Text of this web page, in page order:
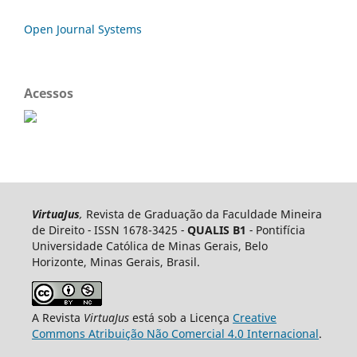
Open Journal Systems
Acessos
VirtuaJus, Revista de Graduação da Faculdade Mineira
de Direito-ISSN 1678-3425 -QUALIS B1 - Pontifícia
Universidade Católica de Minas Gerais, Belo
Horizonte, Minas Gerais, Brasil.
A Revista VirtuaJusestá sob a Licença Creative
Commons Atribuição Não Comercial 4.0 Internacional.